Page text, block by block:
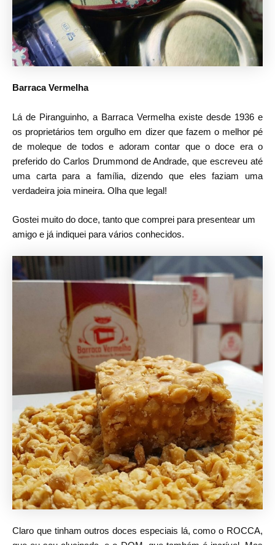
Barraca Vermelha
Lá de Piranguinho, a Barraca Vermelha existe desde 1936 e
os proprietários tem orgulho em dizer que fazem o melhor pé
de moleque de todos e adoram contar que o doce era o
preferido do Carlos Drummond de Andrade, que escreveu até
uma carta para a família, dizendo que eles faziam uma
verdadeira joia mineira. Olha que legal!
Gostei muito do doce, tanto que comprei para presentear um
amigo e já indiquei para vários conhecidos.
Claro que tinham outros doces especiais lá, como o ROCCA,